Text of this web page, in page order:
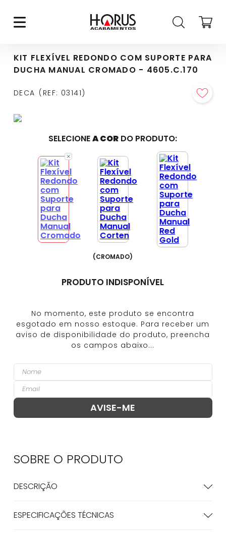
KIT FLEXÍVEL REDONDO COM SUPORTE PARA
DUCHA MANUAL CROMADO - 4605.C.170
DECA REF: 03141
SELECIONEA COR DO PRODUTO:
(CROMADO)
PRODUTO INDISPONÍVEL
SOBRE O PRODUTO
DESCRIÇÃO
ESPECIFICAÇÕES TÉCNICAS